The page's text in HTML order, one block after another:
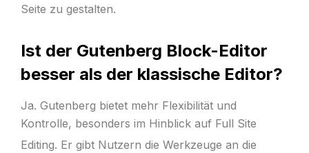
Seite zu gestalten.
Ist der Gutenberg Block-Editor
besser als der klassische Editor?
Ja. Gutenberg bietet mehr Flexibilität und
Kontrolle, besonders im Hinblick auf Full Site
Editing. Er gibt Nutzern die Werkzeuge an die